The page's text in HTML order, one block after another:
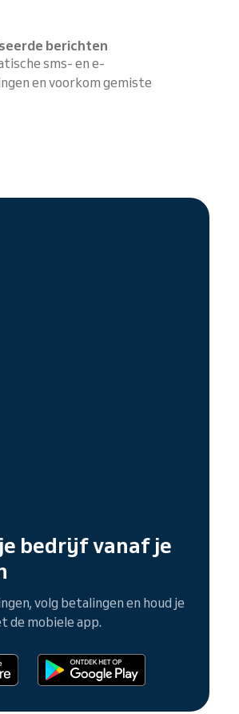
berichten
sms- en e-
en voorkom gemiste
bedrijf vanaf je
volg betalingen en houd je
de mobiele app.